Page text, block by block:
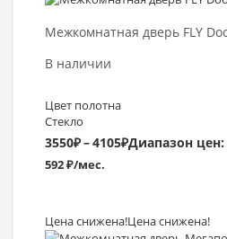
Межкомнатная дверь FLY
В наличии
Цвет полотна
Стекло
3550₽–4105₽Диапазон цен:
592 ₽/мес.
Цена снижена!Цена снижена!
Выбрать